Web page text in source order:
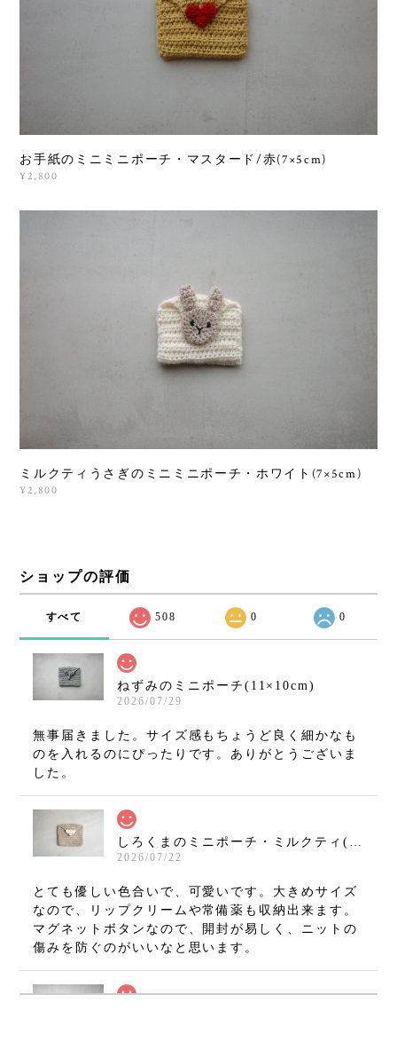
お手紙のミニミニポーチ・マスタード/赤(7×5cm)
¥2,800
ミルクティうさぎのミニミニポーチ・ホワイト(7×5cm)
¥2,800
ショップの評価
すべて 508 0 0
ねずみのミニポーチ(11×10cm)
2026/07/29
無事届きました。サイズ感もちょうど良く細かなも
のを入れるのにぴったりです。ありがとうございま
した。
2026/07/22
とても優しい色合いで、可愛いです。大きめサイズ
なので、リップクリームや常備薬も収納出来ます。
マグネットボタンなので、開封が易しく、ニットの
傷みを防ぐのがいいなと思います。